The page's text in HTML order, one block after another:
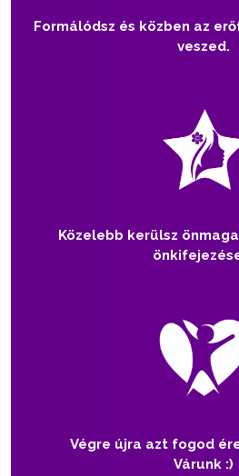
Formálódsz és közben az
veszed.
Közelebb kerülsz
Végre újra azt fogod
Várunk :)